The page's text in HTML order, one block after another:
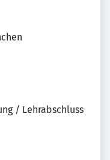
/ Lehrabschluss